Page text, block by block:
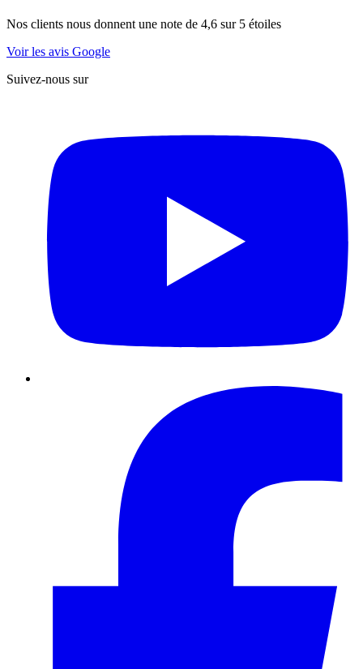
Nos clients nous donnent une note de 4,6 sur 5 étoiles
Voir les avis Google
Suivez-nous sur